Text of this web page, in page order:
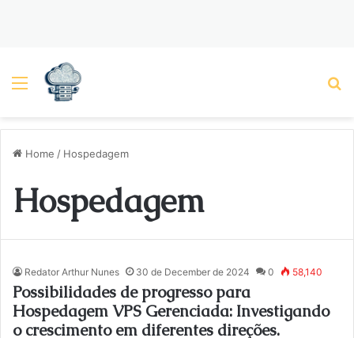
Menu
Home / Hospedagem
Hospedagem
Redator Arthur Nunes 30 de December de 2024 0 58,140
Possibilidades de progresso para
Hospedagem VPS Gerenciada: Investigando
o crescimento em diferentes direções.